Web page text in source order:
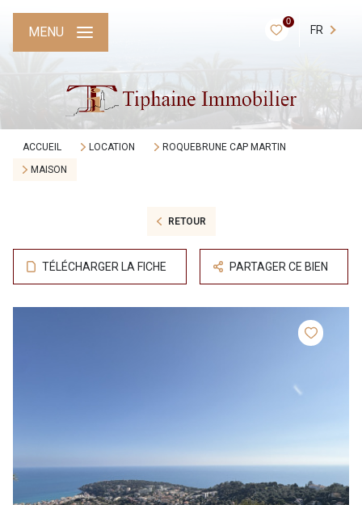
0
FR
MENU
ACCUEIL LOCATION
ROQUEBRUNE CAP MARTIN
MAISON
RETOUR
TÉLÉCHARGER LA FICHE PARTAGER CE BIEN